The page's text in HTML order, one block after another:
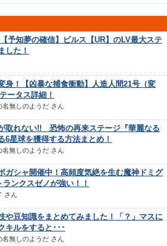
予知夢の確信】ビルス【UR】のLV最大ステ
した！
身！【凶暴な捕食衝動】人造人間21号（変
ータス詳細！
名無しのようだ さん
取れない!! 恐怖の再来ステージ『華麗なる
6星球を獲得する方法まとめ！
名無しのようだ さん
ガシャ開催中！高頻度気絶を生む魔神ドミグ
ンクスゼノが強い！！
さん
や豆知識をまとめてみました！「？」マスに
キルをすると･･･
名無しのようだ さん